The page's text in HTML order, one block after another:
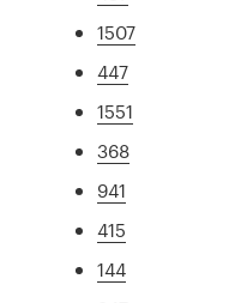
1507
447
1551
368
941
415
144